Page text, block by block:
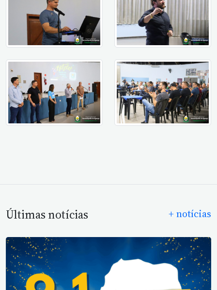
Últimas notícias + notícias